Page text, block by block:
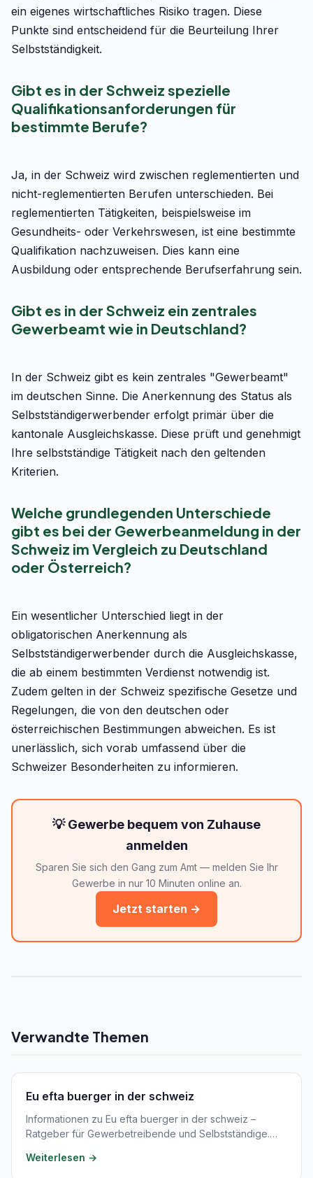
ein eigenes wirtschaftliches Risiko tragen. Diese
Punkte sind entscheidend für die Beurteilung Ihrer
Selbstständigkeit.
Gibt es in der Schweiz spezielle
Qualifikationsanforderungen für
bestimmte Berufe?
Ja, in der Schweiz wird zwischen reglementierten und
nicht-reglementierten Berufen unterschieden. Bei
reglementierten Tätigkeiten, beispielsweise im
Gesundheits- oder Verkehrswesen, ist eine bestimmte
Qualifikation nachzuweisen. Dies kann eine
Ausbildung oder entsprechende Berufserfahrung sein.
Gibt es in der Schweiz ein zentrales
Gewerbeamt wie in Deutschland?
In der Schweiz gibt es kein zentrales "Gewerbeamt"
im deutschen Sinne. Die Anerkennung des Status als
Selbstständigerwerbender erfolgt primär über die
kantonale Ausgleichskasse. Diese prüft und genehmigt
Ihre selbstständige Tätigkeit nach den geltenden
Kriterien.
Welche grundlegenden Unterschiede
gibt es bei der Gewerbeanmeldung in der
Schweiz im Vergleich zu Deutschland
oder Österreich?
Ein wesentlicher Unterschied liegt in der
obligatorischen Anerkennung als
Selbstständigerwerbender durch die Ausgleichskasse,
die ab einem bestimmten Verdienst notwendig ist.
Zudem gelten in der Schweiz spezifische Gesetze und
Regelungen, die von den deutschen oder
österreichischen Bestimmungen abweichen. Es ist
unerlässlich, sich vorab umfassend über die
Schweizer Besonderheiten zu informieren.
💡 Gewerbe bequem von Zuhause
anmelden
Sparen Sie sich den Gang zum Amt — melden Sie Ihr
Gewerbe in nur 10 Minuten online an.
Jetzt starten →
Verwandte Themen
Eu efta buerger in der schweiz
Informationen zu Eu efta buerger in der schweiz –
Ratgeber für Gewerbetreibende und Selbstständige.…
Weiterlesen →